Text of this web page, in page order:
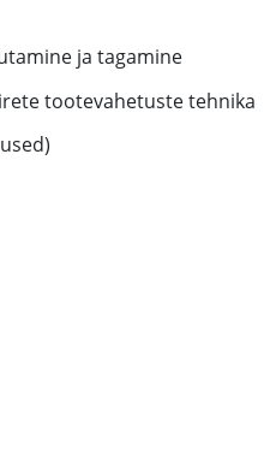
ja tagamine
tootevahetuste tehnika